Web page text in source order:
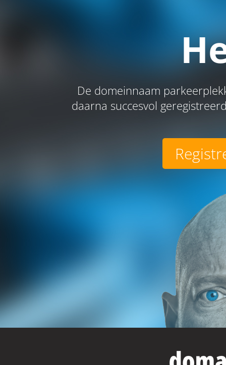
De domeinnaam
daarna succesvol